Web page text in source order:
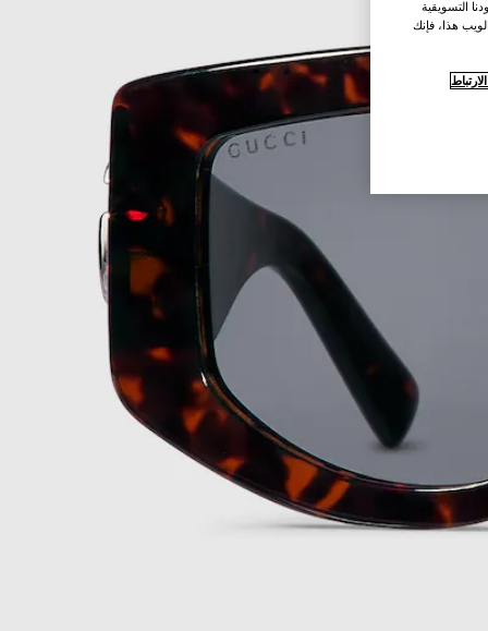
التسويقية
هذا، فإنك